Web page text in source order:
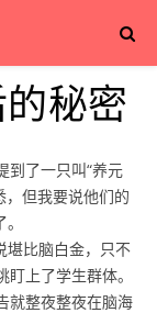
秘密
到了一只叫“养元
，但我要说他们的
堪比脑白金，只不
上了学生群体。
就整夜整夜在脑海